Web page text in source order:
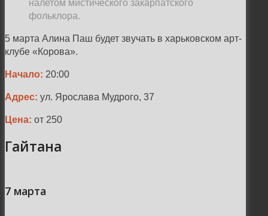
налетом мистического закарпатского
фольклора.
5 марта Алина Паш будет звучать в харьковском арт-
клубе «Корова».
Начало: 20:00
Адрес: ул. Ярослава Мудрого, 37
Цена: от 250
Гайтана
7 марта